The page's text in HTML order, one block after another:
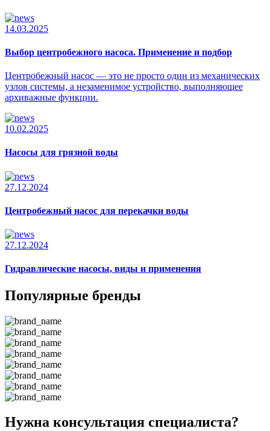
14.03.2025
Выбор центробежного насоса. Применение и подбор
Центробежный насос — это не просто один из механических
узлов системы, а незаменимое устройство, выполняющее
архиважные функции.
10.02.2025
Насосы для грязной воды
27.12.2024
Центробежный насос для перекачки воды
27.12.2024
Гидравлические насосы, виды и применения
Популярные бренды
Нужна консультация специалиста?